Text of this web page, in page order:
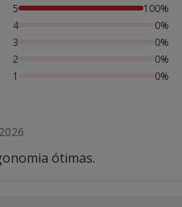
com 5 estrelas,
5
100%
4
0%
3
0%
2
0%
1
0%
ótimas.